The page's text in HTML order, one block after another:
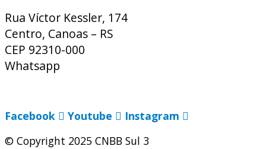
Rua Víctor Kessler, 174
Centro, Canoas – RS
CEP 92310-000
Whatsapp
Facebook
Youtube
Instagram
© Copyright 2025 CNBB Sul 3